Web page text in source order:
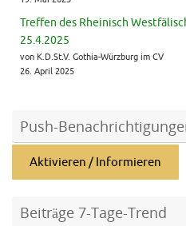
Treffen des Rheinisch
25.4.2025
von K.D.St.V. Gothia-Würzburg im CV
26. April 2025
Push-
Aktivieren / Informieren
Beiträge 7-Tage-Trend